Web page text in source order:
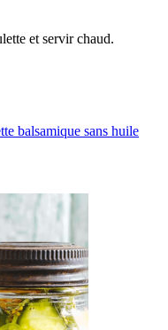
et servir chaud.
balsamique sans huile